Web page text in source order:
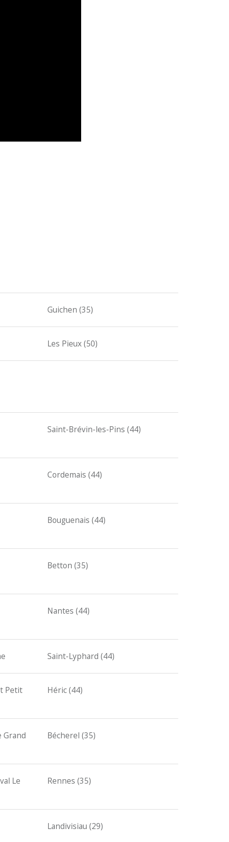
Guichen (35)
Les Pieux (50)
Saint-Brévin-les-Pins (44)
Cordemais (44)
Bouguenais (44)
Betton (35)
Nantes (44)
Saint-Lyphard (44)
Petit
Héric (44)
Grand
Bécherel (35)
Le
Rennes (35)
Landivisiau (29)